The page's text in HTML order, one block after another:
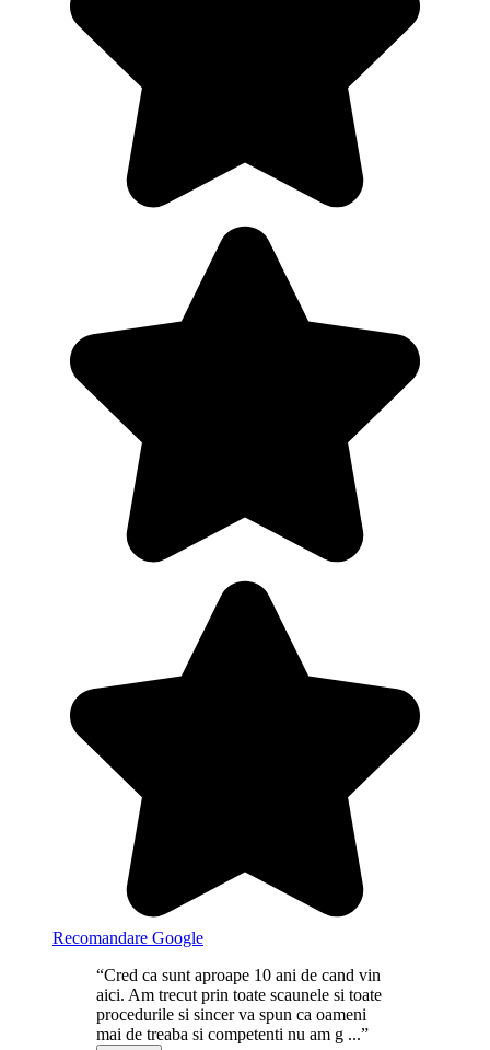
Recomandare Google
“Cred ca sunt aproape 10 ani de cand vin
aici. Am trecut prin toate scaunele si toate
procedurile si sincer va spun ca oameni
mai de treaba si competenti nu am g ...”